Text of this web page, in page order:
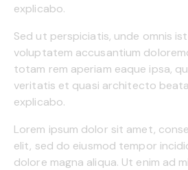
explicabo.
Sed ut perspiciatis, unde omnis
voluptatem accusantium
totam rem aperiam eaque ipsa,
veritatis et quasi architecto
explicabo.
Lorem ipsum dolor sit amet,
elit, sed do eiusmod tempor
dolore magna aliqua. Ut enim ad